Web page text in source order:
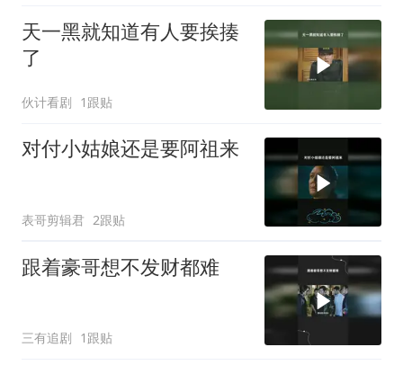
天一黑就知道有人要挨揍
了
伙计看剧 1跟贴
对付小姑娘还是要阿祖来
表哥剪辑君 2跟贴
跟着豪哥想不发财都难
三有追剧 1跟贴